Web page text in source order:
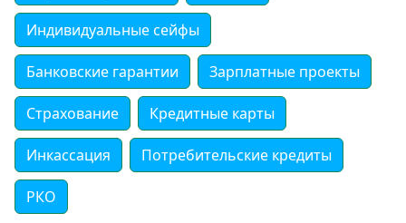
Индивидуальные сейфы
Банковские гарантии Зарплатные проекты
Страхование Кредитные карты
Инкассация Потребительские кредиты
РКО